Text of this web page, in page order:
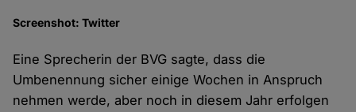
Screenshot: Twitter
Eine Sprecherin der BVG sagte, dass die
Umbenennung sicher einige Wochen in Anspruch
nehmen werde, aber noch in diesem Jahr erfolgen